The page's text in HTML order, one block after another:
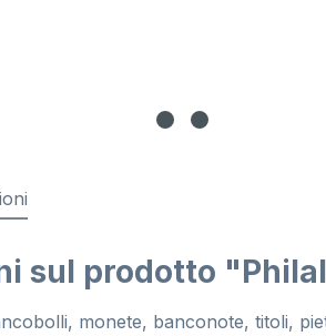
sul prodotto
monete, banconote, titoli,